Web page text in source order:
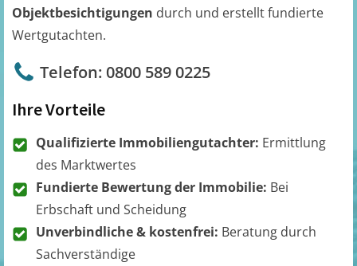
Objektbesichtigungen durch und erstellt fundierte
Wertgutachten.
Telefon: 0800 589 0225
Ihre Vorteile
Qualifizierte Immobiliengutachter: Ermittlung
des Marktwertes
Fundierte Bewertung der Immobilie: Bei
Erbschaft und Scheidung
Unverbindliche & kostenfrei: Beratung durch
Sachverständige